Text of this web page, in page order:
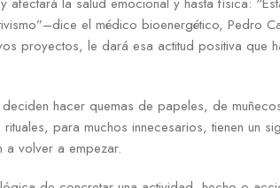
el médico bioenergético, Pedro
proyectos, le dará esa actitud positiva que
hacer quemas de papeles, de
para muchos innecesarios, tienen un
a volver a empezar.